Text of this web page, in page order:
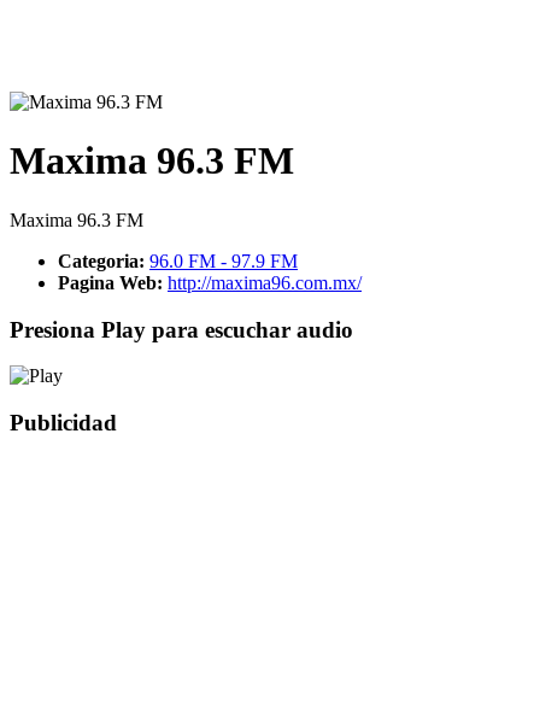
Maxima 96.3 FM
Maxima 96.3 FM
Categoria: 96.0 FM - 97.9 FM
Pagina Web: http://maxima96.com.mx/
Presiona Play para escuchar audio
Publicidad